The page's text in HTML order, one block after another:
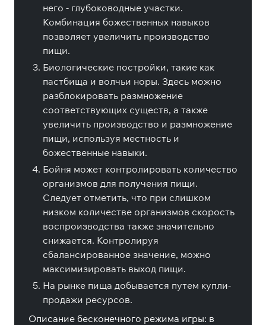
него - глубоководные участки.
Комбинация божественных навыков
позволяет увеличить производство
пищи.
Биологические постройки, такие как
пастбища и волчьи норы. Здесь можно
разблокировать размножение
соответствующих существ, а также
увеличить производство и размножение
пищи, используя местность и
божественные навыки.
Бойня может контролировать количество
организмов для получения пищи.
Следует отметить, что при слишком
низком количестве организмов скорость
воспроизводства также значительно
снижается. Контролируя
сбалансированное значение, можно
максимизировать выход пищи.
На рынке пища добывается путем купли-
продажи ресурсов.
Описание бесконечного режима игры: в